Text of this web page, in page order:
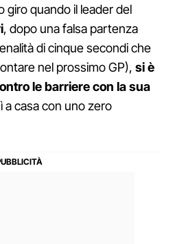
giro quando il leader del
, dopo una falsa partenza
di cinque secondi che
nel prossimo GP), si è
le barriere con la sua
a casa con uno zero